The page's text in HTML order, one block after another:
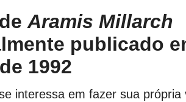
Aramis Millarch
publicado
1992
interessa em fazer sua própria